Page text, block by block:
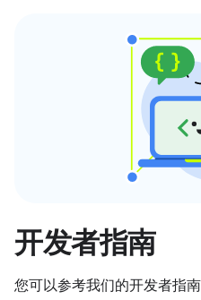
开发者指南
您可以参考我们的开发者指